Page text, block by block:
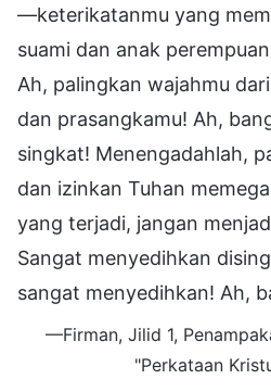
—keterikatanmu yang
suami dan anak
Ah, palingkan wajahmu
dan prasangkamu! Ah,
singkat! Menengadahlah,
dan izinkan Tuhan
yang terjadi, jangan
Sangat menyedihkan
sangat menyedihkan! Ah,
—Firman, Jilid 1,
"Perkataan